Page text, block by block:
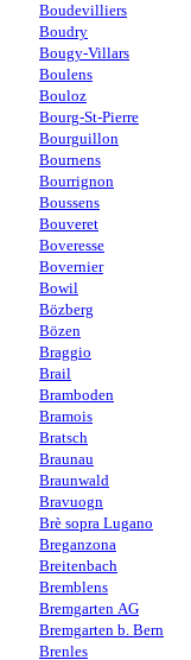
Boudevilliers
Boudry
Bougy-Villars
Boulens
Bouloz
Bourg-St-Pierre
Bourguillon
Bournens
Bourrignon
Boussens
Bouveret
Boveresse
Bovernier
Bowil
Bözberg
Bözen
Braggio
Brail
Bramboden
Bramois
Bratsch
Braunau
Braunwald
Bravuogn
Brè sopra Lugano
Breganzona
Breitenbach
Bremblens
Bremgarten AG
Bremgarten b. Bern
Brenles